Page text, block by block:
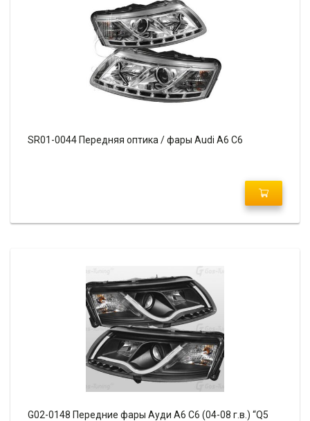
SR01-0044 Передняя оптика / фары Audi A6 C6
G02-0148 Передние фары Ауди А6 С6 (04-08 г.в.) “Q5